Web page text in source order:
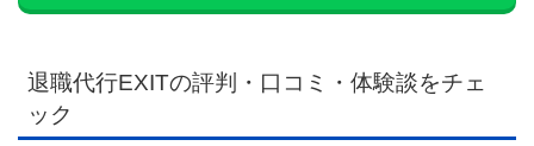
退職代行EXITの評判・口コミ・体験談をチェ
ック